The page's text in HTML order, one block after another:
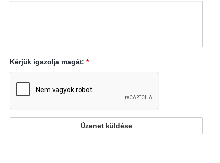
Kérjük igazolja magát: *